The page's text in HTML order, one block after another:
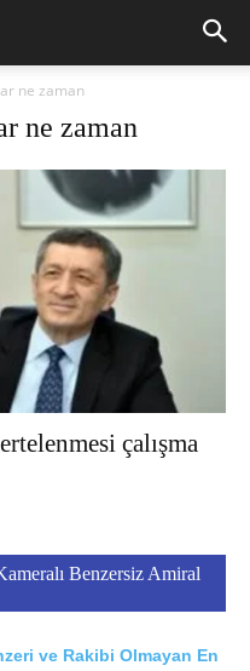
ne zaman
ne zaman
çalışma
Benzersiz Amiral
ve Rakibi Olmayan En